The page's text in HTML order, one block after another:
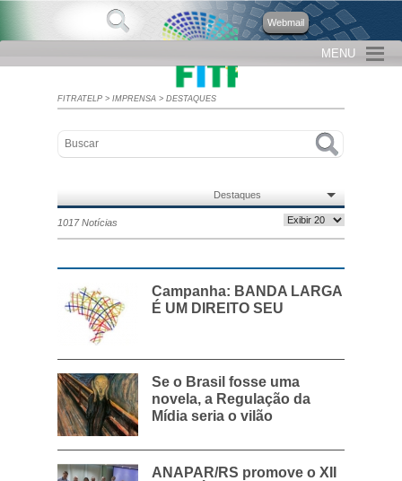
Webmail
MENU
FITRATELP > IMPRENSA > DESTAQUES
Destaques
1017 Notícias
Campanha: BANDA LARGA
É UM DIREITO SEU
Se o Brasil fosse uma
novela, a Regulação da
Mídia seria o vilão
ANAPAR/RS promove o XII